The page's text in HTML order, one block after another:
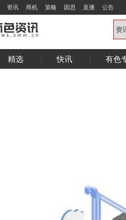
资讯 商机 策略 因思 直播 公告
精选 快讯 有色